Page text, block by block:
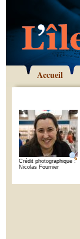
Accueil
Crédit photographique :
Nicolas Fournier